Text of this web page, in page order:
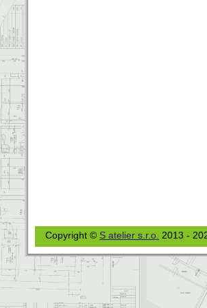
Copyright © S atelier s.r.o. 2013 -